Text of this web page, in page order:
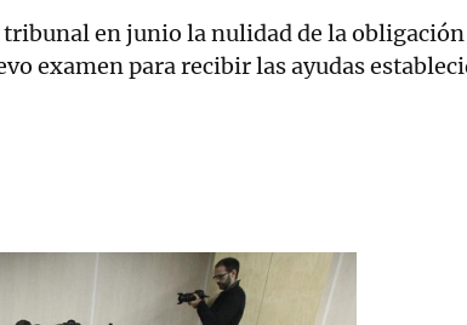
en junio la nulidad de la
examen para recibir las ayudas